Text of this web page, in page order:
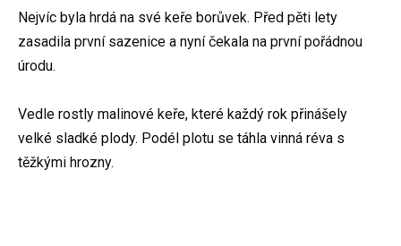
Nejvíc byla hrdá na své keře borůvek. Před pěti lety
zasadila první sazenice a nyní čekala na první pořádnou
úrodu.
Vedle rostly malinové keře, které každý rok přinášely
velké sladké plody. Podél plotu se táhla vinná réva s
těžkými hrozny.